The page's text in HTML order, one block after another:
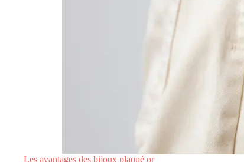
Les avantages des bijoux plaqué or